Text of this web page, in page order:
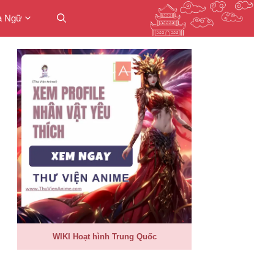
Ngữ
WIKI Hoạt hình Trung Quốc